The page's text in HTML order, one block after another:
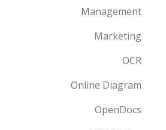
Management
Marketing
OCR
Online Diagram
OpenDocs